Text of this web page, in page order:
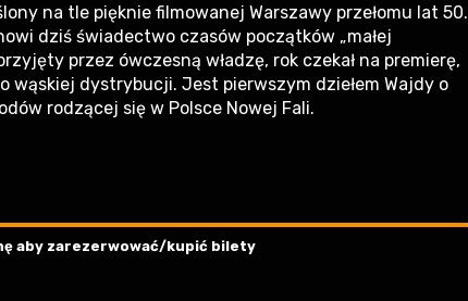
na tle pięknie filmowanej Warszawy przełomu lat 50.
dziś świadectwo czasów początków „małej
przez ówczesną władzę, rok czekał na premierę,
wąskiej dystrybucji. Jest pierwszym dziełem Wajdy o
rodzącej się w Polsce Nowej Fali.
aby zarezerwować/kupić bilety